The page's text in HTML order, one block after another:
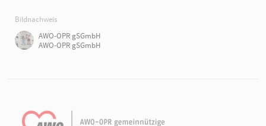
Bildnachweis
AWO-OPR gSGmbH
AWO-OPR gSGmbH